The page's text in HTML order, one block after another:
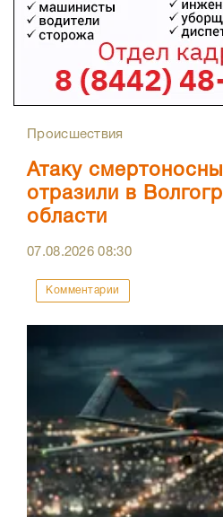
Происшествия
Атаку
отразили в
области
07.08.202608:30
Комментарии